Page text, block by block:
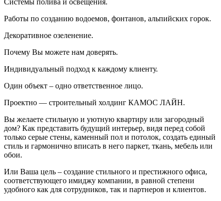
Работы по созданию водоемов, фонтанов, альпийских горок.
Декоративное озеленение.
Почему Вы можете нам доверять.
Индивидуальный подход к каждому клиенту.
Один объект – одно ответственное лицо.
Проектно — строительный холдинг КАМОС ЛАЙН.
Вы желаете стильную и уютную квартиру или загородный
дом? Как представить будущий интерьер, видя перед собой
только серые стены, каменный пол и потолок, создать единый
стиль и гармонично вписать в него паркет, ткань, мебель или
обои.
Или Ваша цель – создание стильного и престижного офиса,
соответствующего имиджу компании, в равной степени
удобного как для сотрудников, так и партнеров и клиентов.